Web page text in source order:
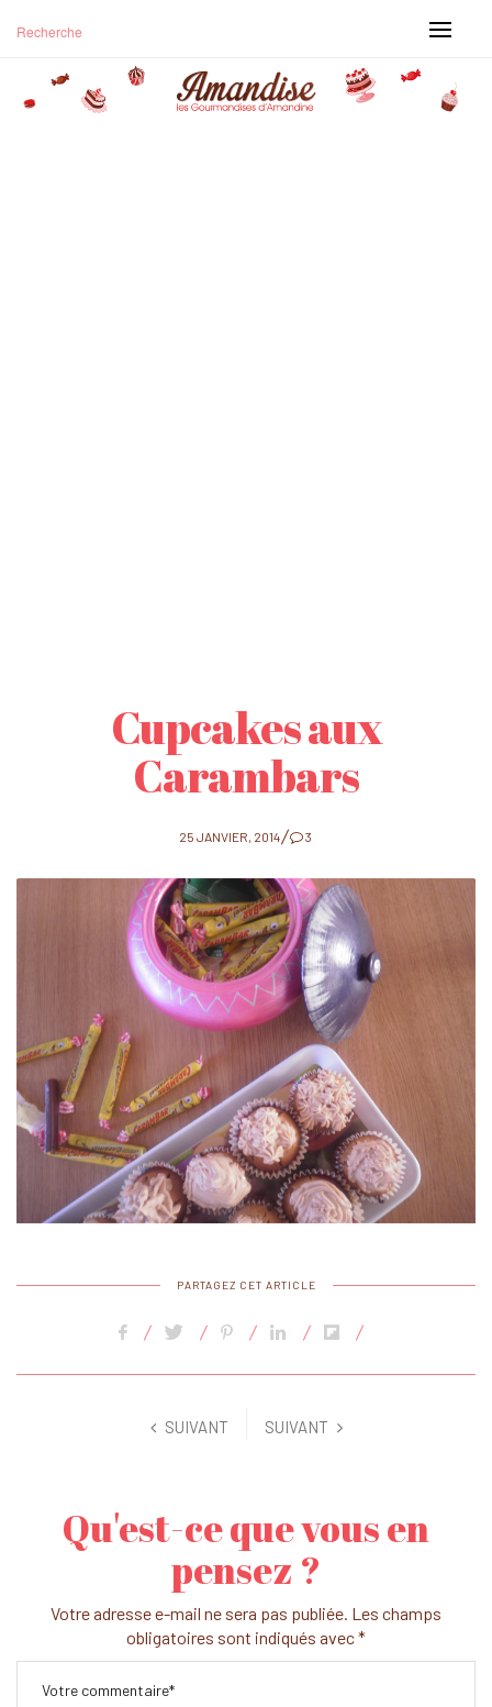
Cupcakes aux
Carambars
POSTED
25 JANVIER, 2014 3
PARTAGEZ CET ARTICLE
SUIVANT SUIVANT
Qu'est-ce que vous en
pensez ?
Votre adresse e-mail ne sera pas publiée. Les champs
obligatoires sont indiqués avec*